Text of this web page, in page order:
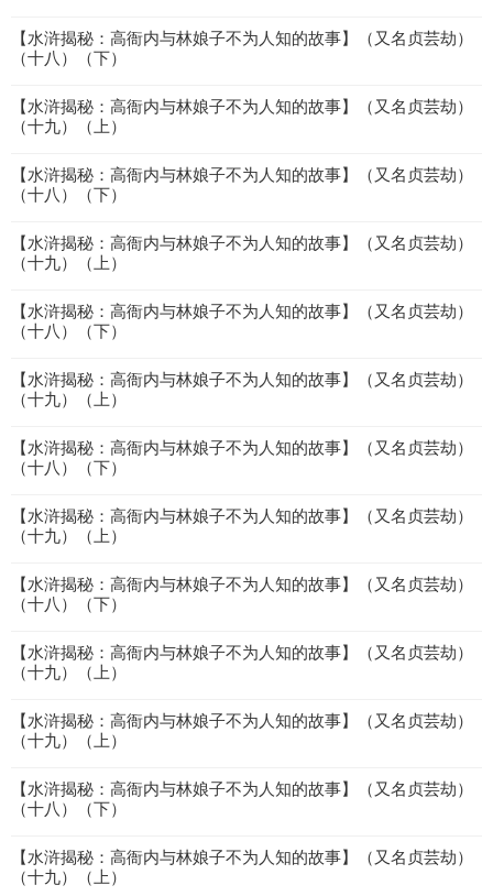
【水浒揭秘：高衙内与林娘子不为人知的故事】（又名贞芸劫）
（十八）（下）
【水浒揭秘：高衙内与林娘子不为人知的故事】（又名贞芸劫）
（十九）（上）
【水浒揭秘：高衙内与林娘子不为人知的故事】（又名贞芸劫）
（十八）（下）
【水浒揭秘：高衙内与林娘子不为人知的故事】（又名贞芸劫）
（十九）（上）
【水浒揭秘：高衙内与林娘子不为人知的故事】（又名贞芸劫）
（十八）（下）
【水浒揭秘：高衙内与林娘子不为人知的故事】（又名贞芸劫）
（十九）（上）
【水浒揭秘：高衙内与林娘子不为人知的故事】（又名贞芸劫）
（十八）（下）
【水浒揭秘：高衙内与林娘子不为人知的故事】（又名贞芸劫）
（十九）（上）
【水浒揭秘：高衙内与林娘子不为人知的故事】（又名贞芸劫）
（十八）（下）
【水浒揭秘：高衙内与林娘子不为人知的故事】（又名贞芸劫）
（十九）（上）
【水浒揭秘：高衙内与林娘子不为人知的故事】（又名贞芸劫）
（十九）（上）
【水浒揭秘：高衙内与林娘子不为人知的故事】（又名贞芸劫）
（十八）（下）
【水浒揭秘：高衙内与林娘子不为人知的故事】（又名贞芸劫）
（十九）（上）